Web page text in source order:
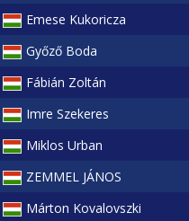
Emese Kukoricza
Győző Boda
Fábián Zoltán
Imre Szekeres
Miklos Urban
ZEMMEL JÁNOS
Márton Kovalovszki